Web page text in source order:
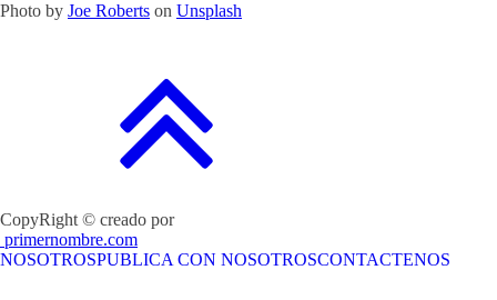
Photo by Joe Roberts on Unsplash
CopyRight © creado por
primernombre.com
NOSOTROSPUBLICA CON NOSOTROSCONTACTENOS